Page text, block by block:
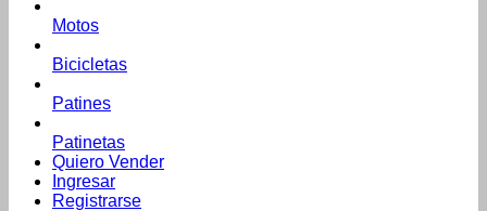
Motos
Bicicletas
Patines
Patinetas
Quiero Vender
Ingresar
Registrarse